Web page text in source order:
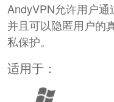
AndyVPN允许用户通
并且可以隐匿用户的
私保护。
适用于：